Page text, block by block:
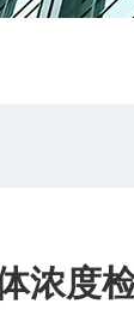
浓度